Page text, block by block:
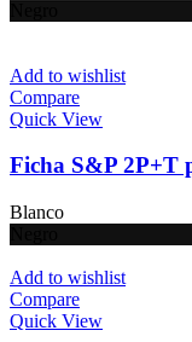
Add to wishlist
Compare
Quick View
Ficha S&P 2P+T
Blanco
Add to wishlist
Compare
Quick View